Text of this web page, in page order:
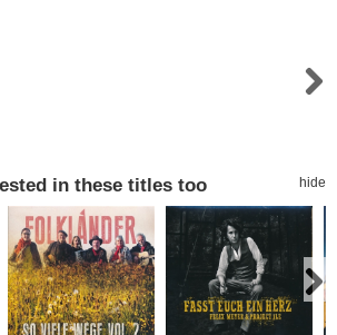
in these titles too hide